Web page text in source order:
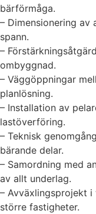
bärförmåga.
– Dimensionering
spann.
–
ombyggnad.
– Väggöppningar
planlösning.
– Installation av
lastöverföring.
– Teknisk
bärande delar.
– Samordning med
av allt underlag.
– Avväxlingsprojekt
större fastigheter.